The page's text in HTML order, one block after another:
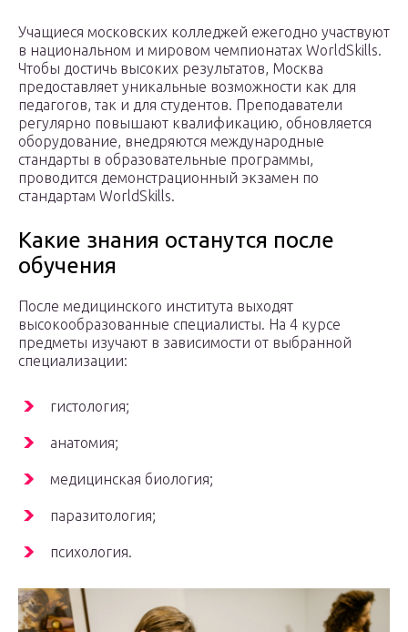
Учащиеся московских колледжей ежегодно участвуют
в национальном и мировом чемпионатах WorldSkills.
Чтобы достичь высоких результатов, Москва
предоставляет уникальные возможности как для
педагогов, так и для студентов. Преподаватели
регулярно повышают квалификацию, обновляется
оборудование, внедряются международные
стандарты в образовательные программы,
проводится демонстрационный экзамен по
стандартам WorldSkills.
Какие знания останутся после
обучения
После медицинского института выходят
высокообразованные специалисты. На 4 курсе
предметы изучают в зависимости от выбранной
специализации:
гистология;
анатомия;
медицинская биология;
паразитология;
психология.